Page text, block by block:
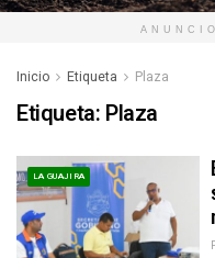
Inicio Etiqueta Plaza
Etiqueta: Plaza
LA GUAJIRA